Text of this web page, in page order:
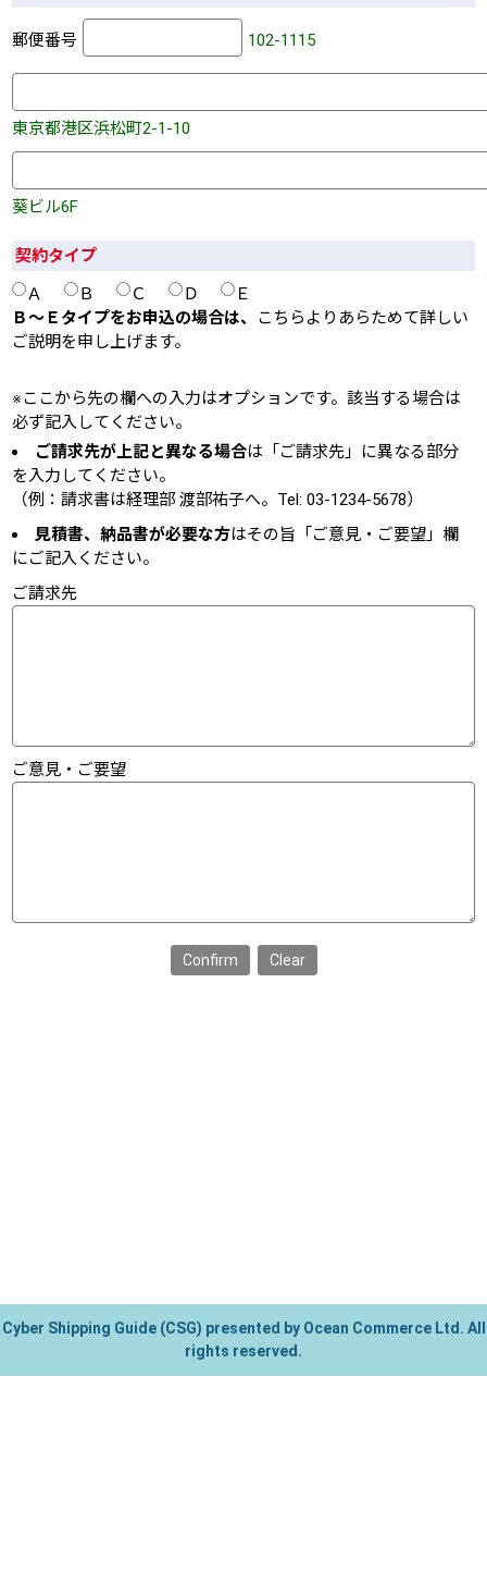
郵便番号 102-1115
東京都港区浜松町2-1-10
葵ビル6F
契約タイプ
Ａ
Ｂ Ｃ Ｄ
Ｅ
Ｂ〜Ｅタイプをお申込の場合は、 こちらよりあらためて詳しい
ご説明を申し上げます。
※ここから先の欄への入力はオプションです。該当する場合は
必ず記入してください。
ご請求先が上記と異なる場合は「ご請求先」に異なる部分
を入力してください。
（例：請求書は経理部 渡部祐子へ。Tel: 03-1234-5678）
見積書、納品書が必要な方はその旨「ご意見・ご要望」欄
にご記入ください。
ご請求先
ご意見・ご要望
Cyber Shipping Guide (CSG) presented by Ocean Commerce Ltd. All
rights reserved.